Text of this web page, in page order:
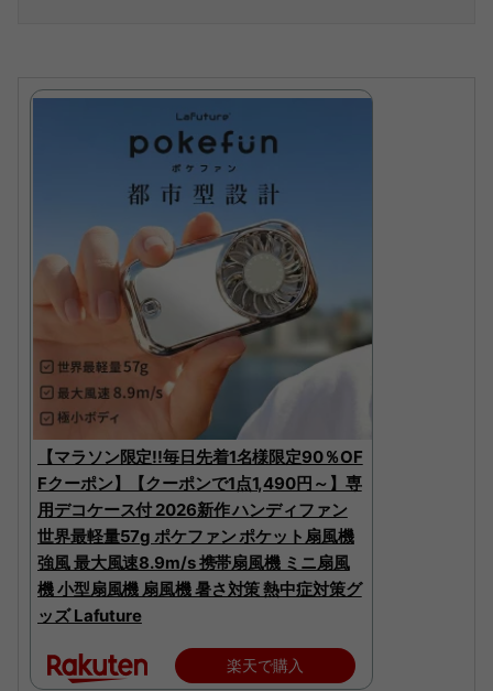
【マラソン限定!!毎日先着1名様限定90％OF
Fクーポン】【クーポンで1点1,490円～】専
用デコケース付 2026新作 ハンディファン
世界最軽量57g ポケファン ポケット扇風機
強風 最大風速8.9m/s 携帯扇風機 ミニ扇風
機 小型扇風機 扇風機 暑さ対策 熱中症対策グ
ッズ Lafuture
楽天で購入